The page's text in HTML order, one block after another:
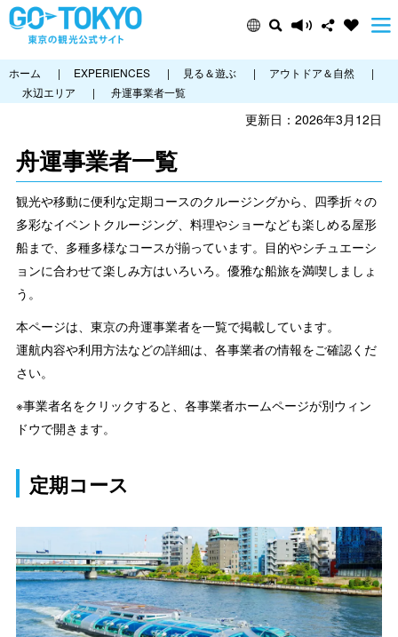
ホーム | EXPERIENCES | 見る＆遊ぶ | アウトドア＆自然
|
水辺エリア
| 舟運事業者一覧
更新日：2026年3月12日
舟運事業者一覧
観光や移動に便利な定期コースのクルージングから、四季折々の
多彩なイベントクルージング、料理やショーなども楽しめる屋形
船まで、多種多様なコースが揃っています。目的やシチュエーシ
ョンに合わせて楽しみ方はいろいろ。優雅な船旅を満喫しましょ
う。
本ページは、東京の舟運事業者を一覧で掲載しています。
運航内容や利用方法などの詳細は、各事業者の情報をご確認くだ
さい。
※事業者名をクリックすると、各事業者ホームページが別ウィン
ドウで開きます。
定期コース